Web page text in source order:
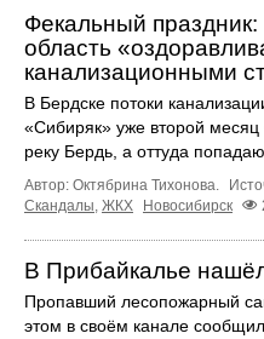
Фекальный праздник:
область
канализационными
В Бердске потоки
«Сибиряк» уже второй месяц
реку Бердь, а оттуда
Автор: Октябрина Тихонова.
Скандалы, ЖКХ Новосибирск
В Прибайкалье
Пропавший лесопожарный
этом в своём канале